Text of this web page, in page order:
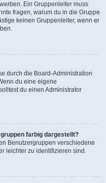
Ein Gruppenleiter muss
fragen, warum du in die Gruppe
keinen Gruppenleiter, wenn er
durch die Board-Administration
du eine eigene
du einen Administrator
farbig dargestellt?
Benutzergruppen verschiedene
leichter zu identifizieren sind.